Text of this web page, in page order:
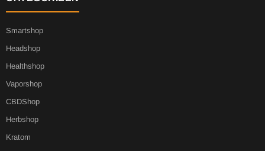
Smartshop
Headshop
Healthshop
Vaporshop
CBDShop
Herbshop
Kratom